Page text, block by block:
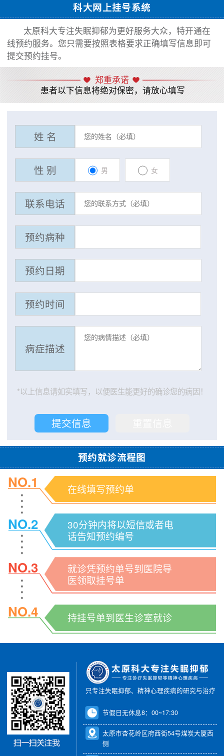
科大网上挂号系统
太原科大专注失眠抑郁为更好服务大众，特开通在
线预约服务。您只需要按照表格要求正确填写信息即可
提交预约挂号。
郑重承诺
患者以下信息将绝对保密，请放心填写
姓 名
性 别 男 女
联系电话
预约病种
预约日期
预约时间
病症描述
*以上信息请如实填写，以便医生能更好的确诊您的病因！
预约就诊流程图
NO.1 在线填写预约单
NO.2
30分钟内将以短信或者电
话告知预约编号
NO.3
就诊凭预约单号到医院导
医领取挂号单
NO.4 持挂号单到医生诊室就诊
只专注失眠抑郁、精神心理疾病的研究与治疗
节假日无休息8：00~17:30
太原市杏花岭区府西街54号煤炭大厦西
侧